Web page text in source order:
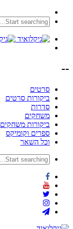
--
סרטים
ביקורות סרטים
סדרות
משחקים
ביקורות משחקים
ספרים וקומיקס
וכל השאר